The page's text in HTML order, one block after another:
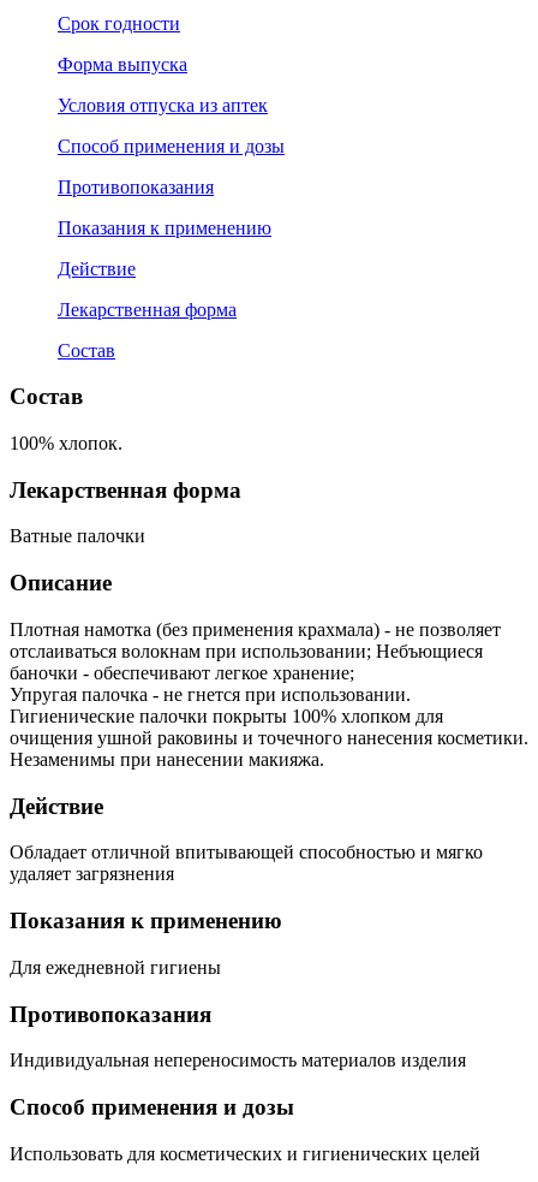
Срок годности
Форма выпуска
Условия отпуска из аптек
Способ применения и дозы
Противопоказания
Показания к применению
Действие
Лекарственная форма
Состав
Состав
100% хлопок.
Лекарственная форма
Ватные палочки
Описание
Плотная намотка (без применения крахмала) - не позволяет
отслаиваться волокнам при использовании; Небъющиеся
баночки - обеспечивают легкое хранение;
Упругая палочка - не гнется при использовании.
Гигиенические палочки покрыты 100% хлопком для
очищения ушной раковины и точечного нанесения косметики.
Незаменимы при нанесении макияжа.
Действие
Обладает отличной впитывающей способностью и мягко
удаляет загрязнения
Показания к применению
Для ежедневной гигиены
Противопоказания
Индивидуальная непереносимость материалов изделия
Способ применения и дозы
Использовать для косметических и гигиенических целей